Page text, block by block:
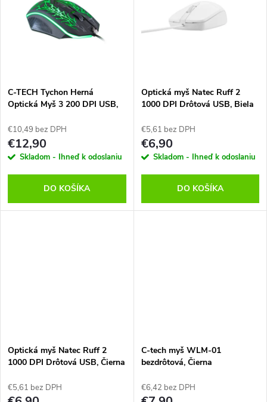
o
v
v
C-TECH Tychon Herná
Optická Myš 3 200 DPI USB,
€10,49 bez DPH
€12,90
Skladom - Ihneď k odoslaniu
DO KOŠÍKA
Optická myš Natec Ruff 2
1000 DPI Drôtová USB, Biela
€5,61 bez DPH
€6,90
Skladom - Ihneď k odoslaniu
DO KOŠÍKA
Optická myš Natec Ruff 2
1000 DPI Drôtová USB, Čierna
€5,61 bez DPH
C-tech myš WLM-01
bezdrôtová, Čierna
€6,42 bez DPH